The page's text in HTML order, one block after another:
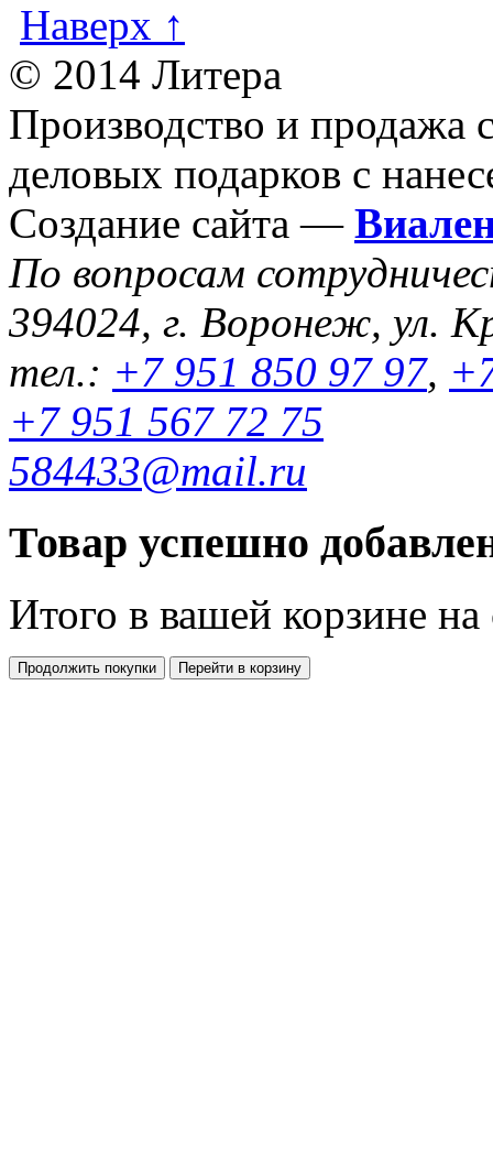
Наверх ↑
© 2014 Литера
Производство и продажа
деловых подарков с
Создание сайта —
По вопросам
394024, г. Воронеж, ул.
тел.: +7 951 850 97 97,
+7 951 567 72 75
584433@mail.ru
Товар успешно
Итого в вашей корзине
Продолжить покупки Перейти в корзину